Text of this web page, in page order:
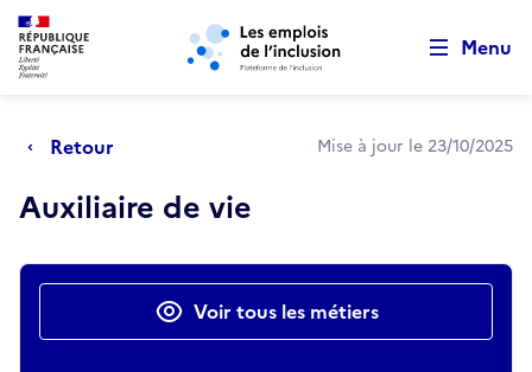
Aller au menu principal Aller au contenu principal
Menu
Retour Mise à jour le 23/10/2025
Auxiliaire de vie
Actions rapidesVoir tous les métiers
Retour au début de la page
Panneau de gestion des cookies